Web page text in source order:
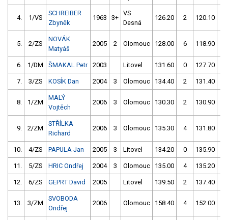
4. 1/VS
SCHREIBER
Zbyněk
1963 3+
VS
Desná
126.20 2 120.10
5. 2/ZS
NOVÁK
Matyáš
2005 2 Olomouc 128.00 6 118.90
6. 1/DM ŠMAKAL Petr 2003 Litovel 131.60 0 127.70
7. 3/ZS KOSÍK Dan 2004 3 Olomouc 134.40 2 131.40
8. 1/ZM
MALÝ
Vojtěch
2006 3 Olomouc 130.30 2 130.90
9. 2/ZM
STŘÍLKA
Richard
2006 3 Olomouc 135.30 4 131.80
10. 4/ZS PAPULA Jan 2005 3 Litovel 134.20 0 135.90
11. 5/ZS HRIC Ondřej 2004 3 Olomouc 135.00 4 135.20
12. 6/ZS GEPRT David 2005 Litovel 139.50 2 137.40
13. 3/ZM
SVOBODA
Ondřej
2006 Olomouc 158.40 4 152.00